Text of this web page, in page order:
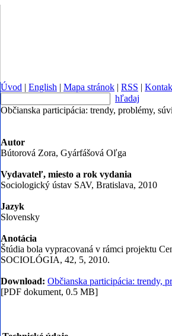
Úvod | English | Mapa stránok | RSS |
hľadaj
Občianska participácia: trendy, problémy,
Autor
Bútorová Zora, Gyárfášová Oľga
Vydavateľ, miesto a rok vydania
Sociologický ústav SAV, Bratislava, 2010
Jazyk
Slovensky
Anotácia
Štúdia bola vypracovaná v rámci projektu
SOCIOLÓGIA, 42, 5, 2010.
Download: Občianska participácia: trendy,
[PDF dokument, 0.5 MB]